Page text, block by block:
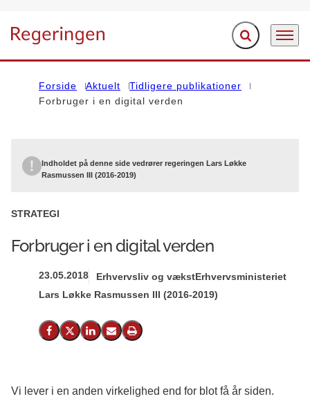
Gå til forsiden Fold søgefelt ud
Menu
Forside Aktuelt
Tidligere publikationer
Forbruger i en digital verden
Indholdet på denne side vedrører regeringen Lars Løkke
Rasmussen III (2016-2019)
STRATEGI
Forbruger i en digital verden
23.05.2018 Erhvervsliv og vækstErhvervsministeriet
Lars Løkke Rasmussen III (2016-2019)
Del på Facebook
Del på X (Twitter)
Del på LinkedIn
Send email
Print
Vi lever i en anden virkelighed end for blot få år siden.